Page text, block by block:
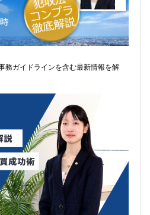
務ガイドラインを含む最新情報を解